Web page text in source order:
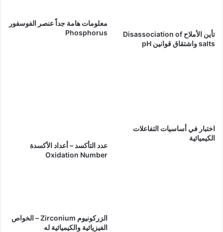
تأين الأملاح Disassociation of
salts واشتقاق قوانين pH
معلومات هامة جداً عنصر الفوسفور
Phosphorus
اختبار في أساسيات التفاعلات
الكيميائية
عدد التأكسد – أعداد الأكسدة
Oxidation Number
الزركونيوم Zirconium – الخواص
الفيزيائية والكيميائية له